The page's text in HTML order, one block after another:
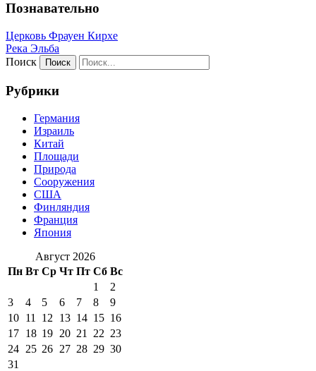
Познавательно
Церковь Фрауен Кирхе
Река Эльба
Поиск
Рубрики
Германия
Израиль
Китай
Площади
Природа
Сооружения
США
Финляндия
Франция
Япония
Август 2026
Пн Вт Ср Чт Пт Сб Вс
1
2
3
4 5 6 7 8
9
10 11 12 13 14 15 16
17 18 19 20 21 22 23
24 25 26 27 28 29 30
31